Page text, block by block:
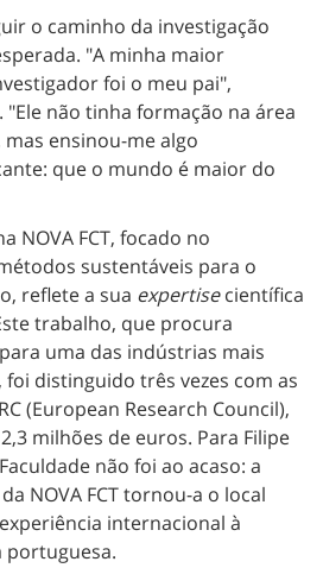
o caminho da investigação
"A minha maior
foi o meu pai",
não tinha formação na área
ensinou-me algo
que o mundo é maior do
NOVA FCT, focado no
sustentáveis para o
reflete a sua expertisecientífica
trabalho, que procura
uma das indústrias mais
distinguido três vezes com as
(European Research Council),
milhões de euros. Para Filipe
não foi ao acaso: a
NOVA FCT tornou-a o local
internacional à
portuguesa.